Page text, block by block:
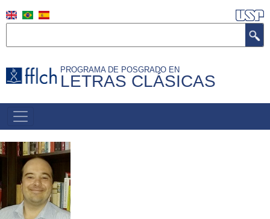
to
PROGRAMA DE POSGRADO EN
LETRAS CLÁSICAS
NAVEGAÇÃO
PRINCIPAL
(ESPANHOL)